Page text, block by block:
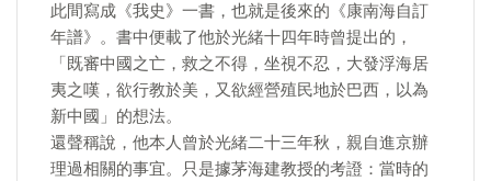
此間寫成《我史》一書，也就是後來的《康南海自訂
年譜》。書中便載了他於光緒十四年時曾提出的，
「既審中國之亡，救之不得，坐視不忍，大發浮海居
夷之嘆，欲行教於美，又欲經營殖民地於巴西，以為
新中國」的想法。
還聲稱說，他本人曾於光緒二十三年秋，親自進京辦
理過相關的事宜。只是據茅海建教授的考證：當時的